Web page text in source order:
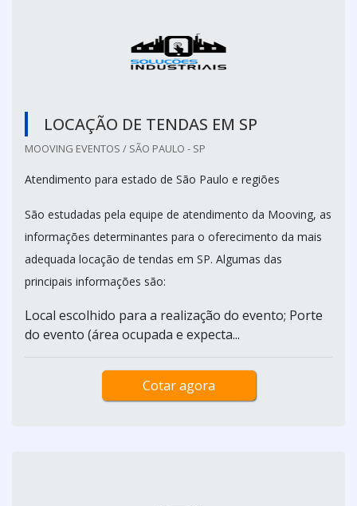
LOCAÇÃO DE TENDAS EM SP
MOOVING EVENTOS / SÃO PAULO - SP
Atendimento para estado de São Paulo e regiões
São estudadas pela equipe de atendimento da Mooving, as
informações determinantes para o oferecimento da mais
adequada locação de tendas em SP. Algumas das
principais informações são:
Local escolhido para a realização do evento; Porte
do evento (área ocupada e expecta...
Cotar agora